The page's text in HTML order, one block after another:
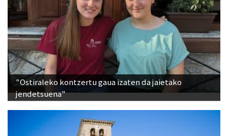
"Ostiraleko kontzertu gaua izaten da jaietako
jendetsuena"